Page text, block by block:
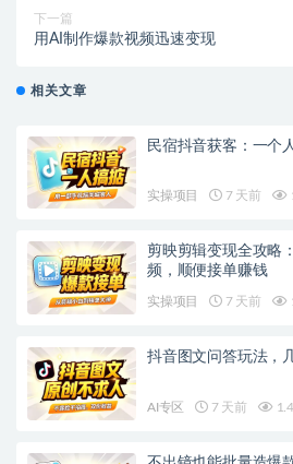
下一篇
用AI制作爆款视频迅速变现
相关文章
民宿抖音获客：一个
实操项目 7 天前
剪映剪辑变现全攻略
频，顺便接单赚钱
实操项目 7 天前
抖音图文问答玩法，
AI专区 7 天前